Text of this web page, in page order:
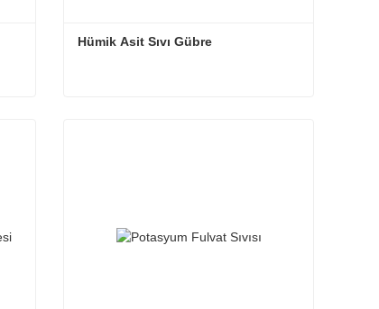
Hümik Asit Sıvı Gübre